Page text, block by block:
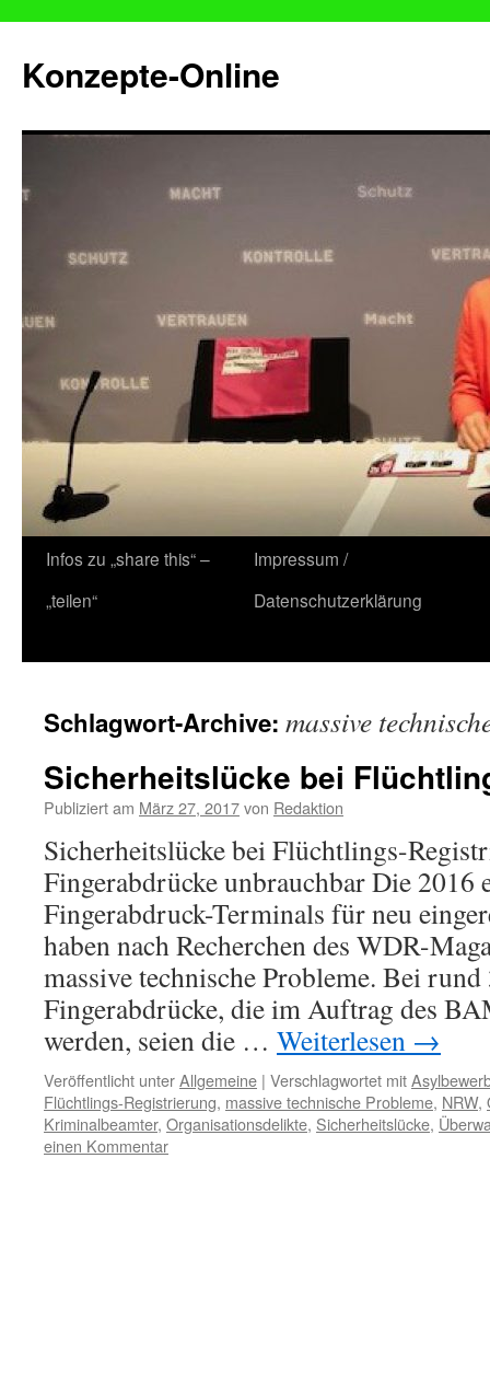
Konzepte-Online
Zum
Inhalt
Infos zu „share this“ –
„teilen“
Impressum /
Datenschutzerklärung
Schlagwort-Archive: massive
Sicherheitslücke bei
Publiziert am März 27, 2017von Redaktion
Sicherheitslücke bei Flüchtlings-
Fingerabdrücke unbrauchbar Die 2016
Fingerabdruck-Terminals für neu
haben nach Recherchen des WDR-
massive technische Probleme. Bei
Fingerabdrücke, die im Auftrag des
werden, seien die … Weiterlesen →
Veröffentlicht unterAllgemeine | Verschlagwortet mit
Flüchtlings-Registrierung, massive technische Probleme, NRW,
Kriminalbeamter, Organisationsdelikte, Sicherheitslücke,
einen Kommentar